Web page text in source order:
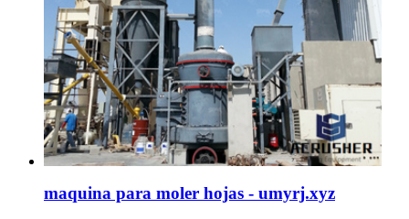
maquina para moler hojas - umyrj.xyz